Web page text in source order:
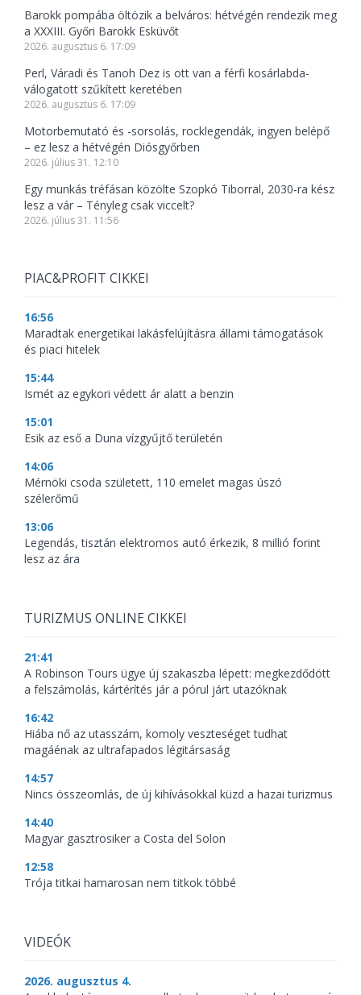
Barokk pompába öltözik a belváros: hétvégén rendezik meg
a XXXIII. Győri Barokk Esküvőt
2026. augusztus 6. 17:09
Perl, Váradi és Tanoh Dez is ott van a férfi kosárlabda-
válogatott szűkített keretében
2026. augusztus 6. 17:09
Motorbemutató és -sorsolás, rocklegendák, ingyen belépő
– ez lesz a hétvégén Diósgyőrben
2026. július 31. 12:10
Egy munkás tréfásan közölte Szopkó Tiborral, 2030-ra kész
lesz a vár – Tényleg csak viccelt?
2026. július 31. 11:56
PIAC&PROFIT CIKKEI
16:56
Maradtak energetikai lakásfelújításra állami támogatások
és piaci hitelek
15:44
Ismét az egykori védett ár alatt a benzin
15:01
Esik az eső a Duna vízgyűjtő területén
14:06
Mérnöki csoda született, 110 emelet magas úszó
szélerőmű
13:06
Legendás, tisztán elektromos autó érkezik, 8 millió forint
lesz az ára
TURIZMUS ONLINE CIKKEI
21:41
A Robinson Tours ügye új szakaszba lépett: megkezdődött
a felszámolás, kártérítés jár a pórul járt utazóknak
16:42
Hiába nő az utasszám, komoly veszteséget tudhat
magáénak az ultrafapados légitársaság
14:57
Nincs összeomlás, de új kihívásokkal küzd a hazai turizmus
14:40
Magyar gasztrosiker a Costa del Solon
12:58
Trója titkai hamarosan nem titkok többé
VIDEÓK
2026. augusztus 4.